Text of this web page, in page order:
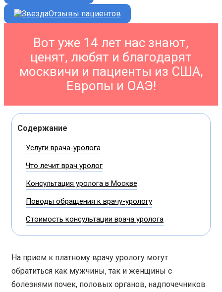
Отзывы пациентов
Вот уже 14 лет нас знают,
ценят, любят и благодарят
москвичи и пациенты из США,
Европы и ОАЭ!
Содержание
Услуги врача-уролога
Что лечит врач уролог
Консультация уролога в Москве
Поводы обращения к врачу-урологу
Стоимость консультации врача уролога
На прием к платному врачу урологу могут
обратиться как мужчины, так и женщины с
болезнями почек, половых органов, надпочечников